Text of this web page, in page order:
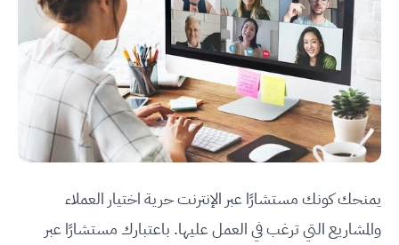
يمنحك كونك مستشارًا عبر الإنترنت حرية اختيار العملاء
والمشاريع التي ترغب في العمل عليها. باعتبارك مستشارًا عبر